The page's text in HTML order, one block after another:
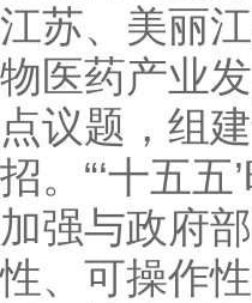
江苏、美丽
物医药产业
点议题，组
招。“‘十五
加强与政府
性、可操作